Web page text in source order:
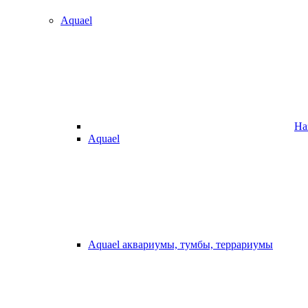
Aquael
Aquael
Aquael аквариумы, тумбы, террариумы